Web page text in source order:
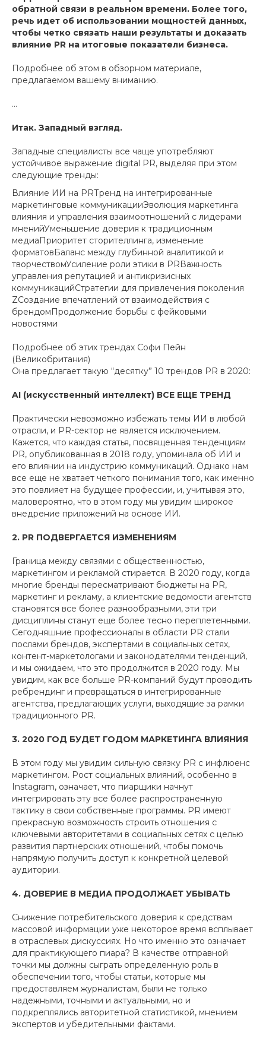
обратной связи в реальном времени. Более того,
речь идет об использовании мощностей данных,
чтобы четко связать наши результаты и доказать
влияние PR на итоговые показатели бизнеса.
Подробнее об этом в обзорном материале,
предлагаемом вашему вниманию.
...
Итак. Западный взгляд.
Западные специалисты все чаще употребляют
устойчивое выражение digital PR, выделяя при этом
следующие тренды:
Влияние ИИ на PRТренд на интегрированные
маркетинговые коммуникацииЭволюция маркетинга
влияния и управления взаимоотношений с лидерами
мненийУменьшение доверия к традиционным
медиаПриоритет сторителлинга, изменение
форматовБаланс между глубинной аналитикой и
творчествомУсиление роли этики в PRВажность
управления репутацией и антикризисных
коммуникацийСтратегии для привлечения поколения
ZСоздание впечатлений от взаимодействия с
брендомПродолжение борьбы с фейковыми
новостями
Подробнее об этих трендах Софи Пейн
(Великобритания)
Она предлагает такую “десятку” 10 трендов PR в 2020:
AI (искусственный интеллект) ВСЕ ЕЩЕ ТРЕНД
Практически невозможно избежать темы ИИ в любой
отрасли, и PR-сектор не является исключением.
Кажется, что каждая статья, посвященная тенденциям
PR, опубликованная в 2018 году, упоминала об ИИ и
его влиянии на индустрию коммуникаций. Однако нам
все еще не хватает четкого понимания того, как именно
это повлияет на будущее профессии, и, учитывая это,
маловероятно, что в этом году мы увидим широкое
внедрение приложений на основе ИИ.
2. PR ПОДВЕРГАЕТСЯ ИЗМЕНЕНИЯМ
Граница между связями с общественностью,
маркетингом и рекламой стирается. В 2020 году, когда
многие бренды пересматривают бюджеты на PR,
маркетинг и рекламу, а клиентские ведомости агентств
становятся все более разнообразными, эти три
дисциплины станут еще более тесно переплетенными.
Сегодняшние профессионалы в области PR стали
послами брендов, экспертами в социальных сетях,
контент-маркетологами и законодателями тенденций,
и мы ожидаем, что это продолжится в 2020 году. Мы
увидим, как все больше PR-компаний будут проводить
ребрендинг и превращаться в интегрированные
агентства, предлагающих услуги, выходящие за рамки
традиционного PR.
3. 2020 ГОД БУДЕТ ГОДОМ МАРКЕТИНГА ВЛИЯНИЯ
В этом году мы увидим сильную связку PR с инфлюенс
маркетингом. Рост социальных влияний, особенно в
Instagram, означает, что пиарщики начнут
интегрировать эту все более распространенную
тактику в свои собственные программы. PR имеют
прекрасную возможность строить отношения с
ключевыми авторитетами в социальных сетях с целью
развития партнерских отношений, чтобы помочь
напрямую получить доступ к конкретной целевой
аудитории.
4. ДОВЕРИЕ В МЕДИА ПРОДОЛЖАЕТ УБЫВАТЬ
Снижение потребительского доверия к средствам
массовой информации уже некоторое время всплывает
в отраслевых дискуссиях. Но что именно это означает
для практикующего пиара? В качестве отправной
точки мы должны сыграть определенную роль в
обеспечении того, чтобы статьи, которые мы
предоставляем журналистам, были не только
надежными, точными и актуальными, но и
подкреплялись авторитетной статистикой, мнением
экспертов и убедительными фактами.